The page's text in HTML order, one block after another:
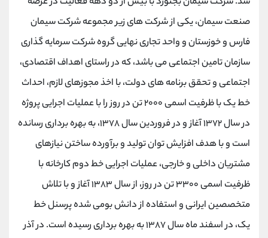
صنعت سیمان، یکی از شرکت های زیر مجموعه شرکت سیمان
فارس و خوزستان و واحد تجاری نهایی گروه شرکت سرمایه گذاری
سازمان تامین اجتماعی می باشد، که در راستای اهداف اقتصادی،
اجتماعی و تحقق برنامه های دولت، با اخذ مجوزهای لازم، احداث
خط یک با ظرفیت اسمی ۲۰۰۰ تن در روز را با عملیات اجرایی پروژه
در سال ۱۳۷۲ آغاز و در فروردین سال ۱۳۷۸، به بهره برداری رسانده
است و با هدف افزایش توان تولید و برآورده ساختن نیازهای
مشتریان داخلی و خارجی، عملیات اجرایی خط دوم کارخانه با
ظرفیت اسمی ۳۳۰۰ تن در روز، از سال ۱۳۸۳ آغاز و با تلاش
متخصصین ایرانی و استفاده از دانش بومی شده پرسنل خط
یک، در اسفند ماه سال ۱۳۸۷ به بهره برداری رسیده است. در آذر